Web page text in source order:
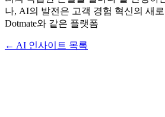
나, AI의 발전은 고객 경험 혁신의 새
Dotmate와 같은 플랫폼
← AI 인사이트 목록